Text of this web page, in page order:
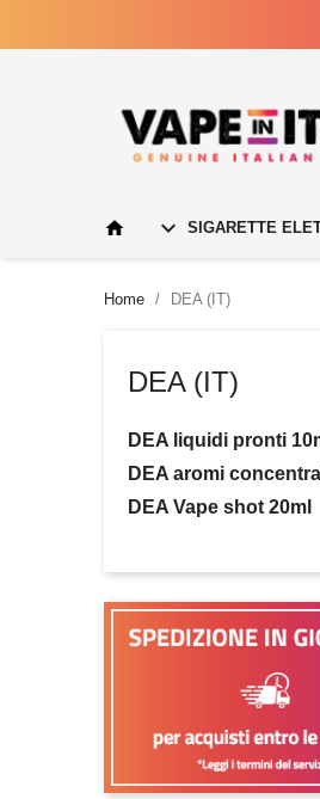
  SIGARETTE
Home DEA (IT)
DEA (IT)
DEA liquidi pronti
DEA aromi
DEA Vape shot 20ml